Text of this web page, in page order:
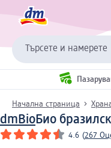
Търсете и намерете
Начална страница
dmBioБио
4.6 (267